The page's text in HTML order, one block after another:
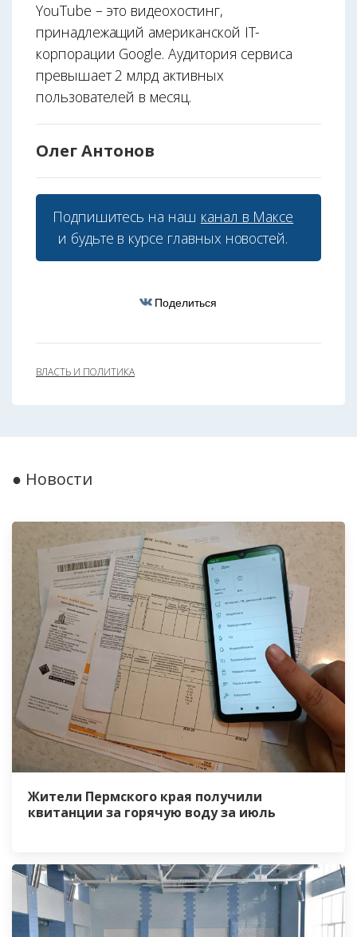
YouTube – это видеохостинг,
принадлежащий американской IT-
корпорации Google. Аудитория сервиса
превышает 2 млрд активных
пользователей в месяц.
Олег Антонов
Подпишитесь на наш канал в Максе
и будьте в курсе главных новостей.
Поделиться
ВЛАСТЬ И ПОЛИТИКА
● Новости
Жители Пермского края получили
квитанции за горячую воду за июль